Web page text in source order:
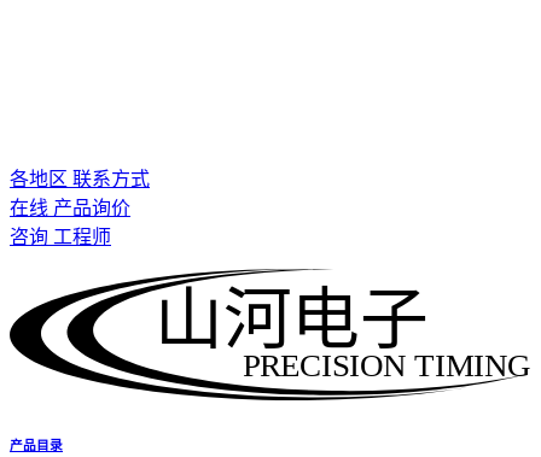
各地区 联系方式
在线 产品询价
咨询 工程师
PRECISION TIMING
山河电子
产品目录